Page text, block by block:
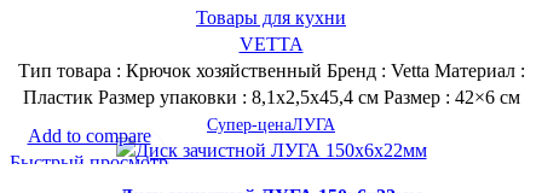
Товары для кухни
VETTA
Тип товара : Крючок хозяйственный Бренд : Vetta Материал :
Пластик Размер упаковки : 8,1х2,5х45,4 см Размер : 42×6 см
Супер-ценаЛУГА
Add to compare
Быстрый просмотр
В желаемое